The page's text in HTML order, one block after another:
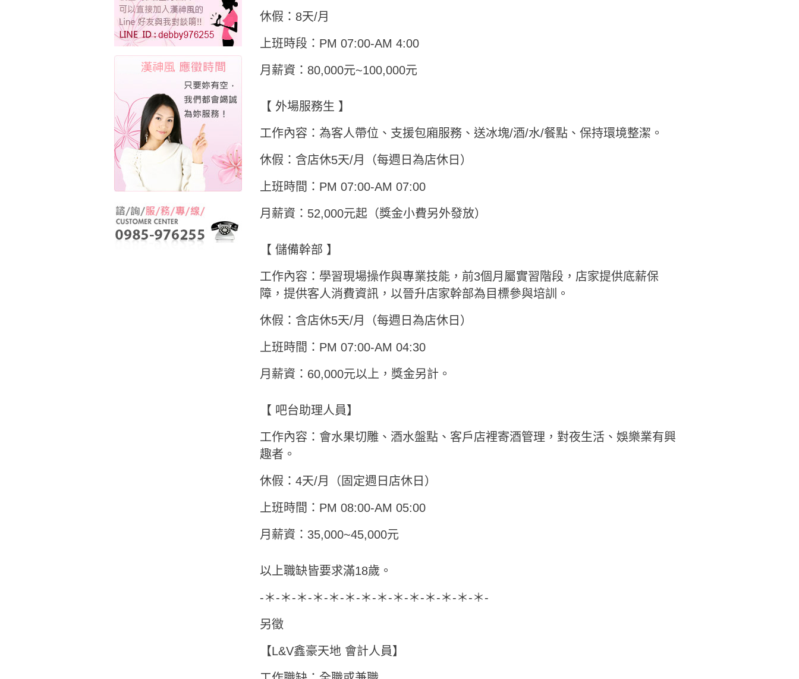
休假：8天/月
上班時段：PM 07:00-AM 4:00
月薪資：80,000元~100,000元
【 外場服務生 】
工作內容：為客人帶位、支援包廂服務、送冰塊/酒/水/餐點、保持環境整潔。
休假：含店休5天/月（每週日為店休日）
上班時間：PM 07:00-AM 07:00
月薪資：52,000元起（獎金小費另外發放）
【 儲備幹部 】
工作內容：學習現場操作與專業技能，前3個月屬實習階段，店家提供底薪保
障，提供客人消費資訊，以晉升店家幹部為目標參與培訓。
休假：含店休5天/月（每週日為店休日）
上班時間：PM 07:00-AM 04:30
月薪資：60,000元以上，獎金另計。
【 吧台助理人員】
工作內容：會水果切雕、酒水盤點、客戶店裡寄酒管理，對夜生活、娛樂業有興
趣者。
休假：4天/月（固定週日店休日）
上班時間：PM 08:00-AM 05:00
月薪資：35,000~45,000元
以上職缺皆要求滿18歲。
-＊-＊-＊-＊-＊-＊-＊-＊-＊-＊-＊-＊-＊-＊-
另徵
【L&V鑫豪天地 會計人員】